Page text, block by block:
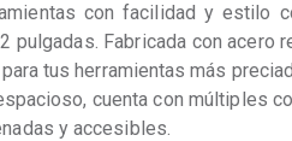
con facilidad y estilo
pulgadas. Fabricada con acero
tus herramientas más
cuenta con múltiples
y accesibles.